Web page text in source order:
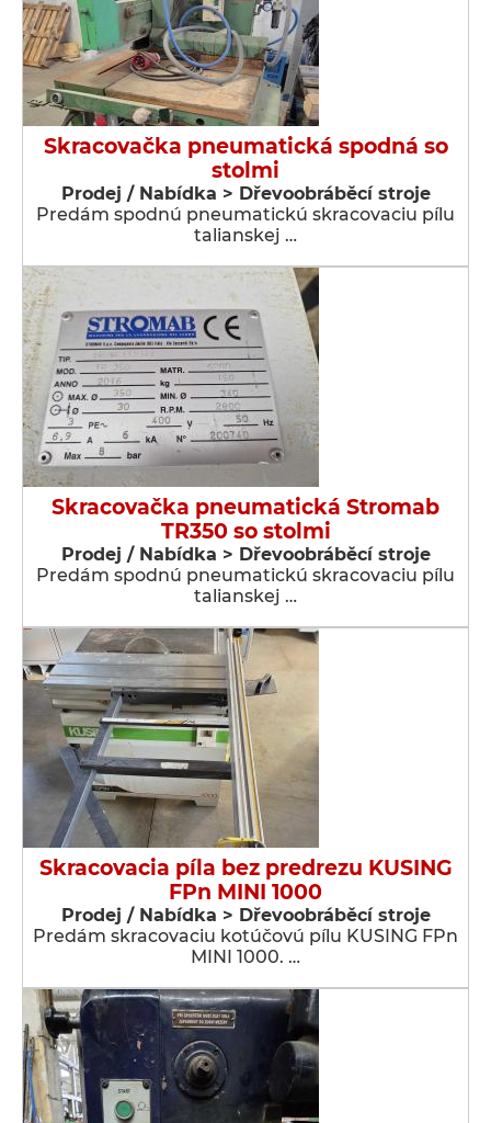
Skracovačka pneumatická spodná so
stolmi
Prodej / Nabídka > Dřevoobráběcí stroje
Predám spodnú pneumatickú skracovaciu pílu
talianskej …
Skracovačka pneumatická Stromab
TR350 so stolmi
Prodej / Nabídka > Dřevoobráběcí stroje
Predám spodnú pneumatickú skracovaciu pílu
talianskej …
Skracovacia píla bez predrezu KUSING
FPn MINI 1000
Prodej / Nabídka > Dřevoobráběcí stroje
Predám skracovaciu kotúčovú pílu KUSING FPn
MINI 1000. …